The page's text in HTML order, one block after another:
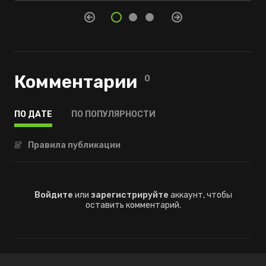
Комментарии 0
ПО ДАТЕ ПО ПОПУЛЯРНОСТИ
Правила публикации
Войдите или зарегистрируйте аккаунт, чтобы
оставить комментарий.